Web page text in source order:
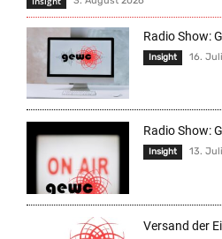
Radio Show:
Insight 16.
Radio Show:
Insight 13.
Versand der